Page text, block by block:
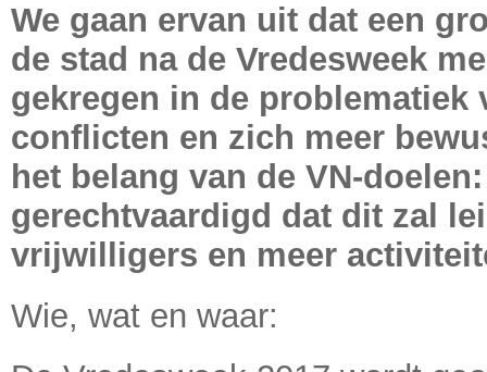
We gaan ervan uit dat een
de stad na de Vredesweek
gekregen in de problematiek
conflicten en zich meer
het belang van de VN-
gerechtvaardigd dat dit zal
vrijwilligers en meer
Wie, wat en waar: